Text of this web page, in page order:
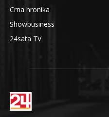
Crna hronika
Showbusiness
24sata TV